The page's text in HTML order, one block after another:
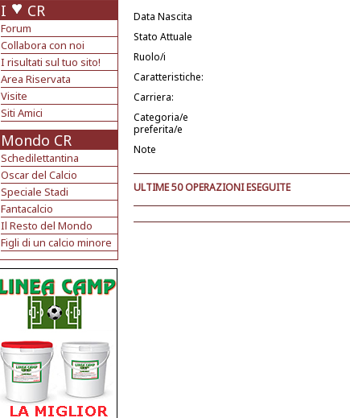
I CR
Forum
Collabora con noi
I risultati sul tuo sito!
Area Riservata
Visite
Siti Amici
Mondo CR
Schedilettantina
Oscar del Calcio
Speciale Stadi
Fantacalcio
Il Resto del Mondo
Figli di un calcio minore
Data Nascita
Stato Attuale
Ruolo/i
Caratteristiche:
Carriera:
Categoria/e
preferita/e
Note
ULTIME 50 OPERAZIONI ESEGUITE